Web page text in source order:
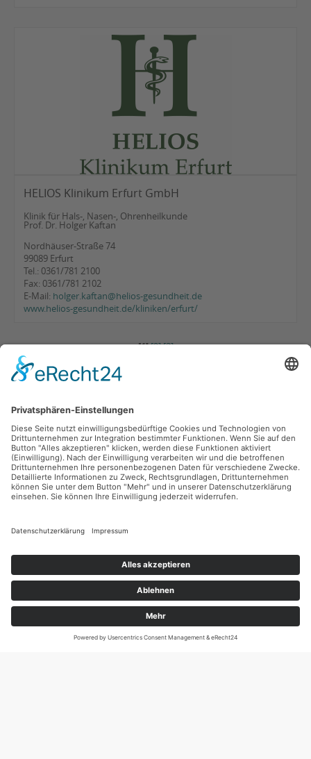
HELIOS Klinikum Erfurt GmbH
Klinik für Hals-, Nasen-, Ohrenheilkunde
Prof. Dr. Holger Kaftan
Nordhäuser-Straße 74
99089 Erfurt
Tel.: 0361/781 2100
Fax: 0361/781 2102
E-Mail: holger.kaftan@helios-gesundheit.de
www.helios-gesundheit.de/kliniken/erfurt/
[1][2][3]